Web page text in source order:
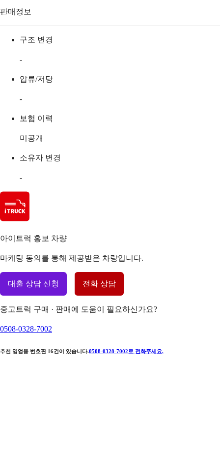
판매정보
구조 변경
-
압류/저당
-
보험 이력
미공개
소유자 변경
-
아이트럭 홍보 차량
마케팅 동의를 통해 제공받은 차량입니다.
대출 상담 신청 전화 상담
중고트럭 구매 · 판매에 도움이 필요하신가요?
0508-0328-7002
추천 영업용 번호판 16건이 있습니다.0508-0328-7002 로 전화주세요.